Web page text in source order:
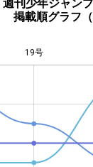
週刊少年ジャン
掲載順グラフ（
19号